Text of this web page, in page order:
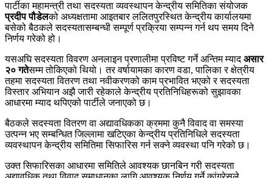
पार्टीका महामन्त्री तथा सदस्यता व्यवस्थापन केन्द्रीय समितिका संयोजक
प्रदीप पौडेलको अध्यक्षतामा आइतबार ललितपुरस्थित केन्द्रीय कार्यालयमा
बसेको बैठकले सदस्यतासम्बन्धी सम्पूर्ण प्रक्रिया सम्पन्न गर्न थप समय दिने
निर्णय गरेको हो।
यसअघि सदस्यता विवरण अनलाइन प्रणालीमा प्रविष्ट गर्ने अन्तिम म्यादअसार
२० गतेसम्म तोकिएको थियो। तर वर्षायामका कारण वडा, पालिका र क्षेत्रीय
तहमा सदस्यता वितरण तथा नवीकरणको काम प्रभावित भएको र सदस्यता
विस्तार अभियान अझै जारी रहेकाले केन्द्रीय प्रतिनिधिहरूको सुझावका
आधारमा म्याद थपिएको पार्टीले जनाएको छ।
बैठकले सदस्यता वितरण वा अद्यावधिकका क्रममा कुनै विवाद वा समस्या
उत्पन्न भए सम्बन्धित जिल्लामा खटिएका केन्द्रीय प्रतिनिधिले सदस्यता
व्यवस्थापन केन्द्रीय समितिमा सिफारिस गर्न सक्ने व्यवस्था पनि गरेको छ।
उक्त सिफारिसका आधारमा समितिले आवश्यक छानबिन गरी सदस्यता